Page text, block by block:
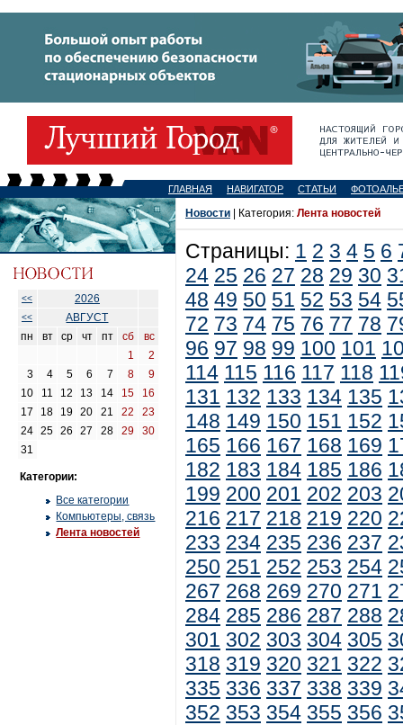
ГЛАВНАЯ НАВИГАТОР СТАТЬИ
<< 2026
<<
АВГУСТ
пн
вт ср чт пт сб
вс
1
2
3
4 5 6 7 8
9
10
11 12 13 14 15
16
17
18 19 20 21 22
23
24
25 26 27 28 29
30
31
Категории:
Все категории
Компьютеры, связь
Лента новостей
Новости | Категория: Лента новостей
Страницы: 1 2 3 4 5 6
24 25 26 27 28 29 30
48 49 50 51 52 53 54
72 73 74 75 76 77 78
96 97 98 99 100 101
114 115 116 117 118
131 132 133 134 135
148 149 150 151 152
165 166 167 168 169
182 183 184 185 186
199 200 201 202 203
216 217 218 219 220
233 234 235 236 237
250 251 252 253 254
267 268 269 270 271
284 285 286 287 288
301 302 303 304 305
318 319 320 321 322
335 336 337 338 339
352 353 354 355 356